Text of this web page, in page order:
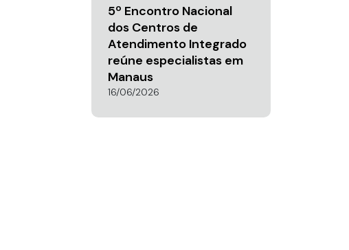
5º Encontro Nacional
dos Centros de
Atendimento Integrado
reúne especialistas em
Manaus
16/06/2026